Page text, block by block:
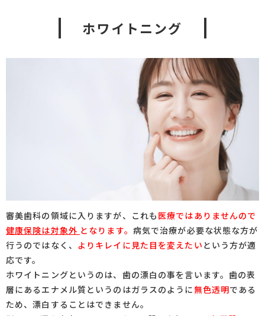
ホワイトニング
審美歯科の領域に入りますが、これも 医療ではありませんので
健康保険は対象外 となります。 病気で治療が必要な状態な方が
行うのではなく、 よりキレイに見た目を変えたい という方が適
応です。
ホワイトニングというのは、歯の漂白の事を言います。歯の表
層にあるエナメル質というのはガラスのように 無色透明である
ため、漂白することはできません。